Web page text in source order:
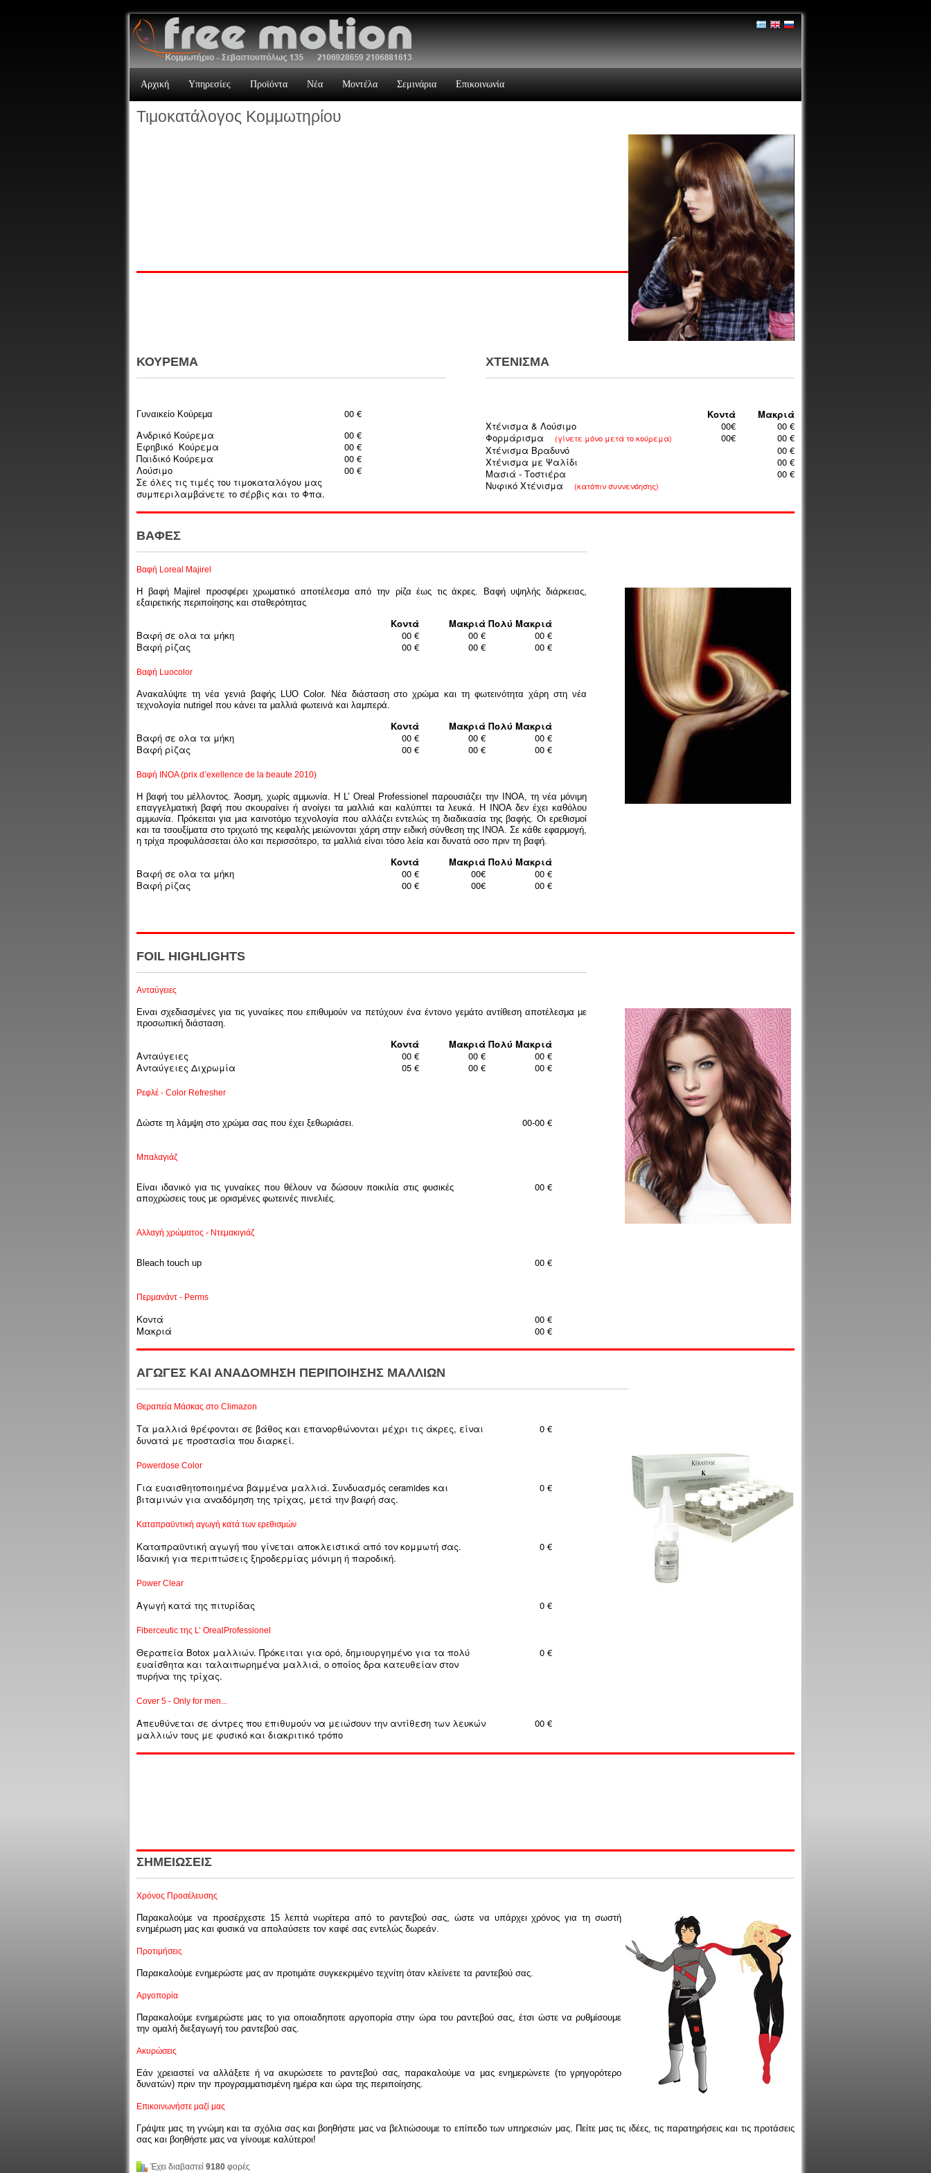
Αρχική Υπηρεσίες Προϊόντα Νέα Μοντέλα Σεμινάρια Επικοινωνία
Τιμοκατάλογος Κομμωτηρίου
ΚΟΥΡΕΜΑ
Γυναικείο Κούρεμα
00 €
Ανδρικό Κούρεμα
00 €
Εφηβικό Κούρεμα
00 €
Παιδικό Κούρεμα
00 €
Λούσιμο
00 €
Σε όλες τις τιμές του τιμοκαταλόγου μας
συμπεριλαμβάνετε το σέρβις και το Φπα.
ΧΤΕΝΙΣΜΑ
Κοντά
Μακριά
Χτένισμα & Λούσιμο
00€
00 €
Φορμάρισμα (γίνετε μόνο μετά το κούρεμα) 00€
00 €
Χτένισμα Βραδυνό
00 €
Χτένισμα με Ψαλίδι
00 €
Μασιά - Τοστιέρα
00 €
Νυφικό Χτένισμα (κατόπιν συννενόησης)
ΒΑΦΕΣ
Βαφή Loreal Majirel
Η βαφή Majirel προσφέρει χρωματικό αποτέλεσμα από την ρίζα έως τις άκρες. Βαφή υψηλής διάρκειας,
εξαιρετικής περιποίησης και σταθερότητας
Κοντά Μακριά Πολύ Μακριά
Βαφή σε ολα τα μήκη
00 € 00 €
00 €
Βαφή ρίζας
00 € 00 € 00 €
Βαφή Luocolor
Ανακαλύψτε τη νέα γενιά βαφής LUO Color. Νέα διάσταση στο χρώμα και τη φωτεινότητα χάρη στη νέα
τεχνολογία nutrigel που κάνει τα μαλλιά φωτεινά και λαμπερά.
Κοντά Μακριά Πολύ Μακριά
Βαφή σε ολα τα μήκη
00 € 00 €
00 €
Βαφή ρίζας
00 € 00 € 00 €
Βαφή INOA (prix d’exellence de la beaute 2010)
Η βαφή του μέλλοντος. Άοσμη, χωρίς αμμωνία. Η L’ Oreal Professionel παρουσιάζει την IΝΟΑ, τη νέα μόνιμη
επαγγελματική βαφή που σκουραίνει ή ανοίγει τα μαλλιά και καλύπτει τα λευκά. Η IΝΟΑ δεν έχει καθόλου
αμμωνία. Πρόκειται για μια καινοτόμο τεχνολογία που αλλάζει εντελώς τη διαδικασία της βαφής. Οι ερεθισμοί
και τα τσουξίματα στο τριχωτό της κεφαλής μειώνονται χάρη στην ειδική σύνθεση της ΙΝΟΑ. Σε κάθε εφαρμογή,
η τρίχα προφυλάσσεται όλο και περισσότερο, τα μαλλιά είναι τόσο λεία και δυνατά οσο πριν τη βαφή.
Κοντά Μακριά Πολύ Μακριά
Βαφή σε ολα τα μήκη
00 € 00€
00 €
Βαφή ρίζας
00 € 00€ 00 €
FOIL HIGHLIGHTS
Ανταύγειες
Ειναι σχεδιασμένες για τις γυναίκες που επιθυμούν να πετύχουν ένα έντονο γεμάτο αντίθεση αποτέλεσμα με
προσωπική διάσταση.
Κοντά Μακριά Πολύ Μακριά
Ανταύγειες
00 € 00 €
00 €
Ανταύγειες Διχρωμία
05 € 00 € 00 €
Ρεφλέ - Color Refresher
Δώστε τη λάμψη στο χρώμα σας που έχει ξεθωριάσει. 00-00 €
Μπαλαγιάζ
Είναι ιδανικό για τις γυναίκες που θέλουν να δώσουν ποικιλία στις φυσικές
αποχρώσεις τους με ορισμένες φωτεινές πινελιές.
00 €
Αλλαγή χρώματος - Ντεμακιγιάζ
Bleach touch up 00 €
Περμανάντ - Perms
Κοντά
00 €
Μακριά
00 €
ΑΓΩΓΕΣ ΚΑΙ ΑΝΑΔΟΜΗΣΗ ΠΕΡΙΠΟΙΗΣΗΣ ΜΑΛΛΙΩΝ
Θεραπεία Μάσκας στο Climazon
Τα μαλλιά θρέφονται σε βάθος και επανορθώνονται μέχρι τις άκρες, είναι
δυνατά με προστασία που διαρκεί.
0 €
Powerdose Color
Για ευαισθητοποιημένα βαμμένα μαλλιά. Συνδυασμός ceramides και
βιταμινών για αναδόμηση της τρίχας, μετά την βαφή σας.
0 €
Καταπραϋντική αγωγή κατά των ερεθισμών
Καταπραϋντική αγωγή που γίνεται αποκλειστικά από τον κομμωτή σας.
Ιδανική για περιπτώσεις ξηροδερμίας μόνιμη ή παροδική.
0 €
Power Clear
Aγωγή κατά της πιτυρίδας 0 €
Fiberceutic της L’ OrealProfessionel
Θεραπεία Botox μαλλιών. Πρόκειται για ορό, δημιουργημένο για τα πολύ
ευαίσθητα και ταλαιπωρημένα μαλλιά, ο οποίος δρα κατευθείαν στον
πυρήνα της τρίχας.
0 €
Cover 5 - Only for men...
Απευθύνεται σε άντρες που επιθυμούν να μειώσουν την αντίθεση των λευκών
μαλλιών τους με φυσικό και διακριτικό τρόπο
00 €
ΣΗΜΕΙΩΣΕΙΣ
Χρόνος Προσέλευσης
Παρακαλούμε να προσέρχεστε 15 λεπτά νωρίτερα από το ραντεβού σας, ώστε να υπάρχει χρόνος για τη σωστή
ενημέρωση μας και φυσικά να απολαύσετε τον καφέ σας εντελώς δωρεάν.
Προτιμήσεις
Παρακαλούμε ενημερώστε μας αν προτιμάτε συγκεκριμένο τεχνίτη όταν κλείνετε τα ραντεβού σας.
Αργοπορία
Παρακαλούμε ενημερώστε μας το για οποιαδηποτε αργοπορία στην ώρα του ραντεβού σας, έτσι ώστε να ρυθμίσουμε
την ομαλή διεξαγωγή του ραντεβού σας.
Ακυρώσεις
Εάν χρειαστεί να αλλάξετε ή να ακυρώσετε το ραντεβού σας, παρακαλούμε να μας ενημερώνετε (το γρηγορότερο
δυνατών) πριν την προγραμματισμένη ημέρα και ώρα της περιποίησης.
Επικοινωνήστε μαζί μας
Γράψτε μας τη γνώμη και τα σχόλια σας και βοηθήστε μας να βελτιώσουμε το επίπεδο των υπηρεσιών μας. Πείτε μας τις ιδέες, τις παρατηρήσεις και τις προτάσεις
σας και βοηθήστε μας να γίνουμε καλύτεροι!
Έχει διαβαστεί 9180 φορές